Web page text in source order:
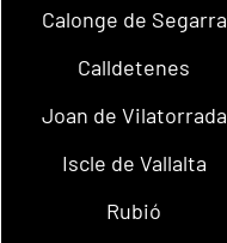
Calonge de Segarra
Calldetenes
Joan de Vilatorrada
Iscle de Vallalta
Rubió